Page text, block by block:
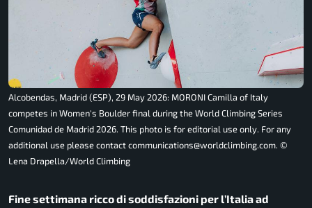
Alcobendas, Madrid (ESP), 29 May 2026: MORONI Camilla of Italy
competes in Women's Boulder final during the World Climbing Series
Comunidad de Madrid 2026. This photo is for editorial use only. For any
additional use please contact communications@worldclimbing.com. ©️
Lena Drapella/World Climbing
Fine settimana ricco di soddisfazioni per l’Italia ad